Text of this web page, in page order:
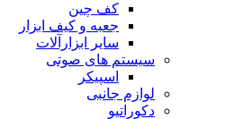
کف چین
جعبه و کیف ابزار
سایر ابزارآلات
سیستم های صوتی
اسپیکر
لوازم جانبی
دکوراتیو